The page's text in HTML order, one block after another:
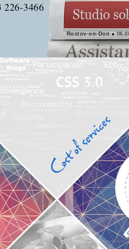
Rostov-on-Don ●
226-3466